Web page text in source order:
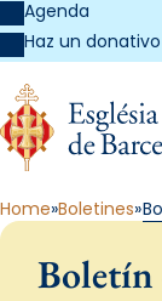
Agenda
Haz un donativo
Home Boletines
Boletín